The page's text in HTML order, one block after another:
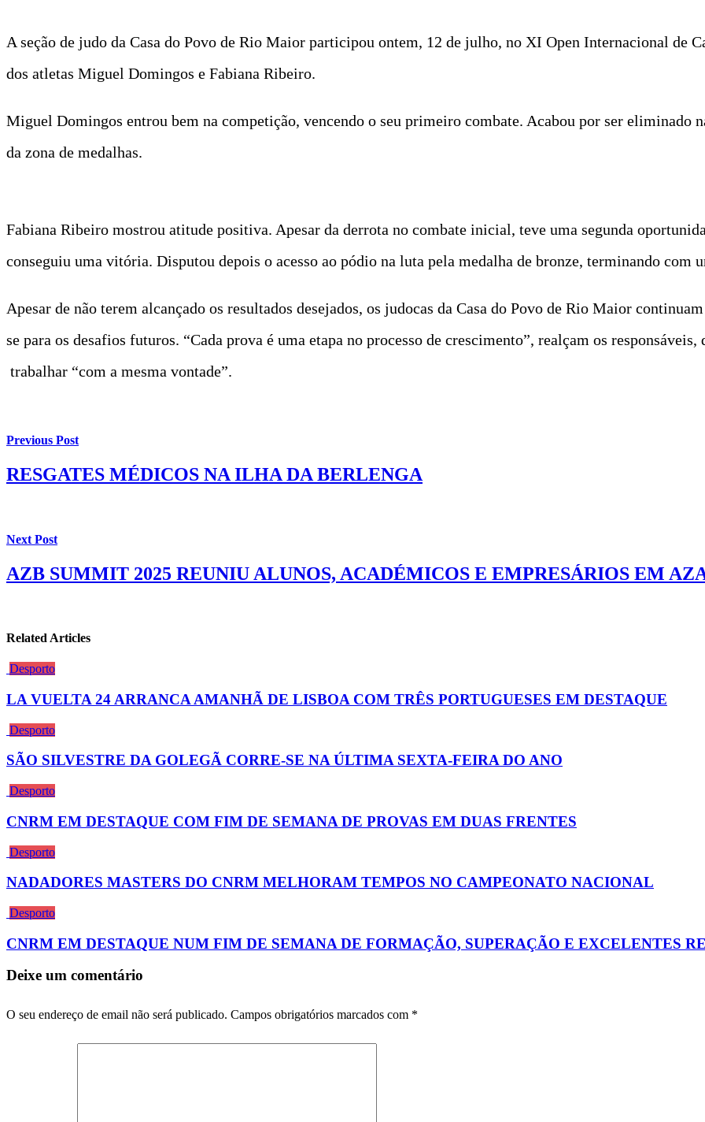
A seção de judo da Casa do Povo de Rio Maior participou ontem, 12 de julho, no XI Open Internacional de
dos atletas Miguel Domingos e Fabiana Ribeiro.
Miguel Domingos entrou bem na competição, vencendo o seu primeiro combate. Acabou por ser eliminado
da zona de medalhas.
Fabiana Ribeiro mostrou atitude positiva. Apesar da derrota no combate inicial, teve uma segunda
conseguiu uma vitória. Disputou depois o acesso ao pódio na luta pela medalha de bronze, terminando com
Apesar de não terem alcançado os resultados desejados, os judocas da Casa do Povo de Rio Maior
se para os desafios futuros. “Cada prova é uma etapa no processo de crescimento”, realçam os
trabalhar “com a mesma vontade”.
Previous Post
RESGATES MÉDICOS NA ILHA DA BERLENGA
Next Post
AZB SUMMIT 2025 REUNIU ALUNOS, ACADÉMICOS E EMPRESÁRIOS EM
Related Articles
Desporto
LA VUELTA 24 ARRANCA AMANHÃ DE LISBOA COM TRÊS PORTUGUESES EM DESTAQUE
Desporto
SÃO SILVESTRE DA GOLEGÃ CORRE-SE NA ÚLTIMA SEXTA-FEIRA DO ANO
Desporto
CNRM EM DESTAQUE COM FIM DE SEMANA DE PROVAS EM DUAS FRENTES
Desporto
NADADORES MASTERS DO CNRM MELHORAM TEMPOS NO CAMPEONATO NACIONAL
Desporto
CNRM EM DESTAQUE NUM FIM DE SEMANA DE FORMAÇÃO, SUPERAÇÃO E EXCELENTES
Deixe um comentário
O seu endereço de email não será publicado. Campos obrigatórios marcados com *